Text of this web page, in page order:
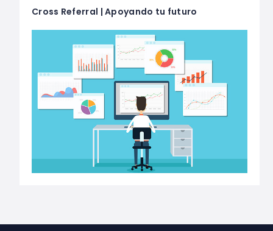
Cross Referral | Apoyando tu futuro